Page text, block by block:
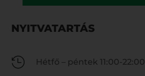
NYITVATARTÁS
 Hétfő – péntek 11:00-22:00